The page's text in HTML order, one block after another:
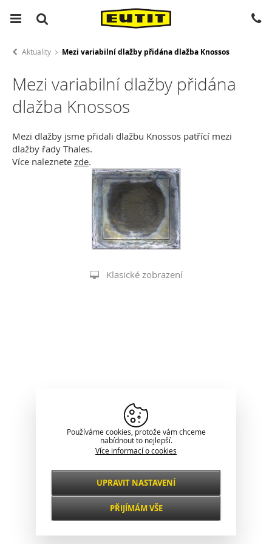
Aktuality Mezi variabilní dlažby přidána dlažba Knossos
Mezi variabilní dlažby přidána
dlažba Knossos
Mezi dlažby jsme přidali dlažbu Knossos patřící mezi
dlažby řady Thales.
Více naleznete zde.
Klasické zobrazení
Používáme cookies, protože vám chceme
nabídnout to nejlepší.
Více informací o cookies
Nezbytné
VŽDY AKTIVNÍ
Funkční a
UPRAVIT NASTAVENÍ
PŘIJÍMÁM VŠE